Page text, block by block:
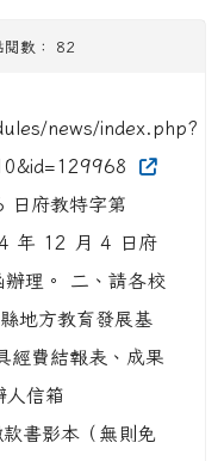
數： 82
news/index.php?
府教特字第
年 12 月 4 日府
理。 二、請各校
地方教育發展基
經費結報表、成果
人信箱
書影本（無則免